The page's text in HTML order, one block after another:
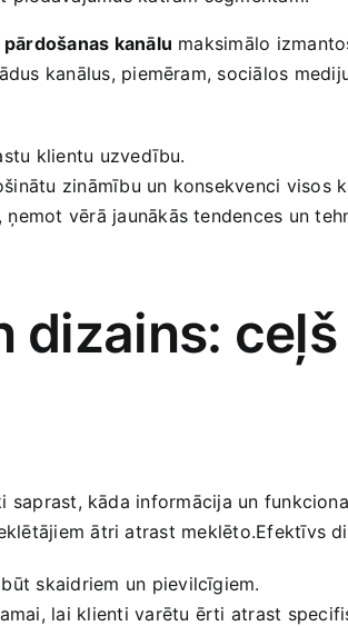
pārdošanas kanālu maksimālo
kanālus, piemēram, sociālos
klientu uzvedību.
zināmību un konsekvenci visos
vērā jaunākās ‍tendences un
dizains:
kāda informācija un
ātri atrast meklēto.Efektīvs
skaidriem un pievilcīgiem.
lai klienti varētu ērti atrast